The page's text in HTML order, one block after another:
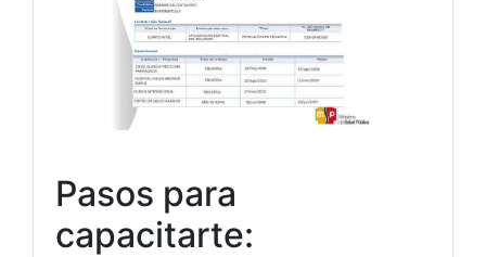
Pasos para
capacitarte: